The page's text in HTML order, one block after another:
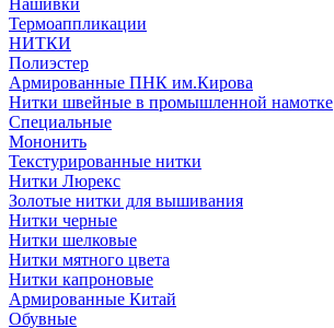
Нашивки
Термоаппликации
НИТКИ
Полиэстер
Армированные ПНК им.Кирова
Нитки швейные в промышленной намотке
Специальные
Мононить
Текстурированные нитки
Нитки Люрекс
Золотые нитки для вышивания
Нитки черные
Нитки шелковые
Нитки мятного цвета
Нитки капроновые
Армированные Китай
Обувные